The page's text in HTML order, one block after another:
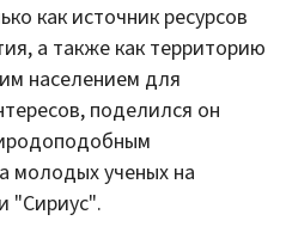
как источник ресурсов
а также как территорию
населением для
поделился он
молодых ученых на
"Сириус".